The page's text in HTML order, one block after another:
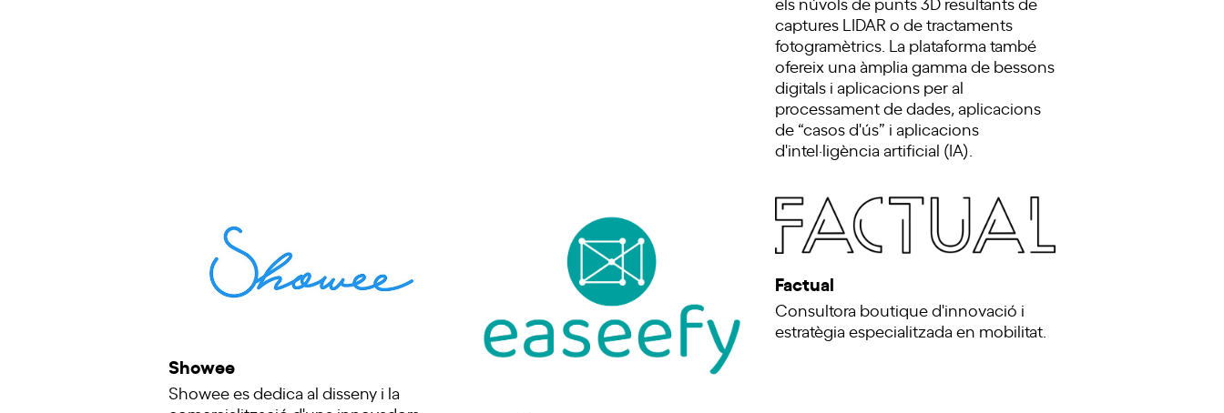
captures LIDAR o de tractaments
fotogramètrics. La plataforma també
ofereix una àmplia gamma de bessons
digitals i aplicacions per al
processament de dades, aplicacions
de “casos d'ús” i aplicacions
d'intel·ligència artificial (IA).
Showee
Showee es dedica al disseny i la
Factual
Consultora boutique d'innovació i
estratègia especialitzada en mobilitat.